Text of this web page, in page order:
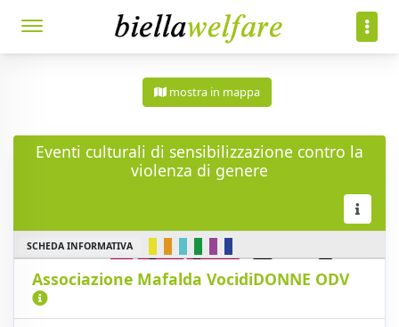
mostra in mappa
Eventi culturali di sensibilizzazione contro la
violenza di genere
SCHEDA INFORMATIVA
Associazione Mafalda VocidiDONNE ODV